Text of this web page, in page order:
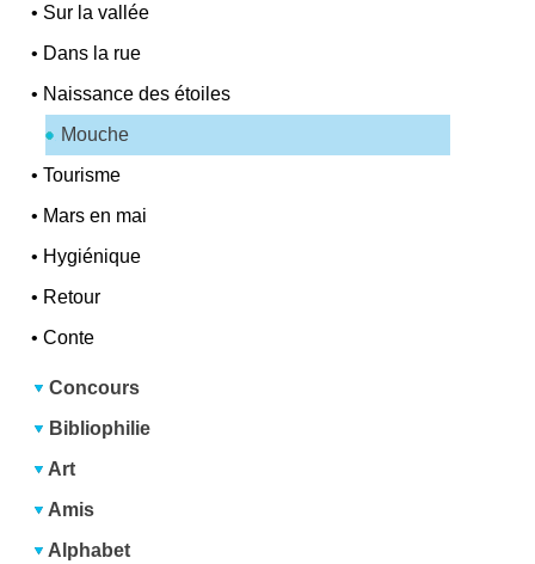
• Sur la vallée
• Dans la rue
• Naissance des étoiles
Mouche
•Tourisme
• Mars en mai
• Hygiénique
• Retour
•Conte
Concours
Bibliophilie
Art
Amis
Alphabet